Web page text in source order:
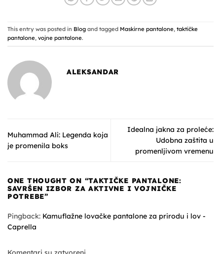
This entry was posted in Blog and tagged Maskirne pantalone, taktičke
pantalone, vojne pantalone.
ALEKSANDAR
Muhammad Ali: Legenda koja
je promenila boks
Idealna jakna za proleće:
Udobna zaštita u
promenljivom vremenu
ONE THOUGHT ON “TAKTIČKE PANTALONE:
SAVRŠEN IZBOR ZA AKTIVNE I VOJNIČKE
POTREBE”
Pingback: Kamuflažne lovačke pantalone za prirodu i lov -
Caprella